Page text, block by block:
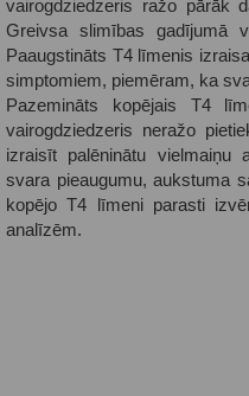
vairogdziedzeris ražo pārāk
Greivsa slimības gadījumā
Paaugstināts T4 līmenis
simptomiem, piemēram, ka
Pazemināts kopējais T4
vairogdziedzeris neražo
izraisīt palēninātu vielmaiņu
svara pieaugumu, aukstuma
kopējo T4 līmeni parasti
analīzēm.